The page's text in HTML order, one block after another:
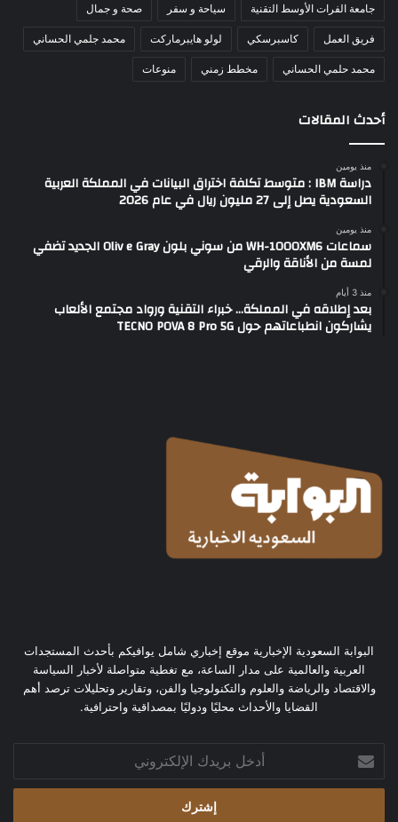
جامعة الفرات الأوسط التقنية سياحة و سفر صحة و جمال
فريق العمل كاسبرسكي لولو هايبرماركت محمد جلمي الحساني
محمد حلمي الحساني مخطط زمني منوعات
أحدث المقالات
منذ يومين
دراسة IBM : متوسط تكلفة اختراق البيانات في المملكة العربية
السعودية يصل إلى 27 مليون ريال في عام 2026
منذ يومين
سماعات WH-1000XM6 من سوني بلون Oliv e Gray الجديد تضفي
لمسة من الأناقة والرقي
منذ 3 أيام
بعد إطلاقه في المملكة… خبراء التقنية ورواد مجتمع الألعاب
يشاركون انطباعاتهم حول TECNO POVA 8 Pro 5G
البوابة السعودية الإخبارية موقع إخباري شامل يوافيكم بأحدث المستجدات
العربية والعالمية على مدار الساعة، مع تغطية متواصلة لأخبار السياسة
والاقتصاد والرياضة والعلوم والتكنولوجيا والفن، وتقارير وتحليلات ترصد أهم
القضايا والأحداث محليًا ودوليًا بمصداقية واحترافية.
بريدك
الإلكتروني